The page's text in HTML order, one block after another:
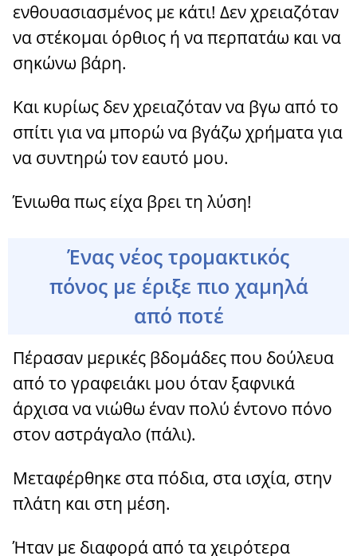
ενθουασιασμένος με κάτι! Δεν χρειαζόταν
να στέκομαι όρθιος ή να περπατάω και να
σηκώνω βάρη.
Και κυρίως δεν χρειαζόταν να βγω από το
σπίτι για να μπορώ να βγάζω χρήματα για
να συντηρώ τον εαυτό μου.
Ένιωθα πως είχα βρει τη λύση!
Ένας νέος τρομακτικός
πόνος με έριξε πιο χαμηλά
από ποτέ
Πέρασαν μερικές βδομάδες που δούλευα
από το γραφειάκι μου όταν ξαφνικά
άρχισα να νιώθω έναν πολύ έντονο πόνο
στον αστράγαλο (πάλι).
Μεταφέρθηκε στα πόδια, στα ισχία, στην
πλάτη και στη μέση.
Ήταν με διαφορά από τα χειρότερα